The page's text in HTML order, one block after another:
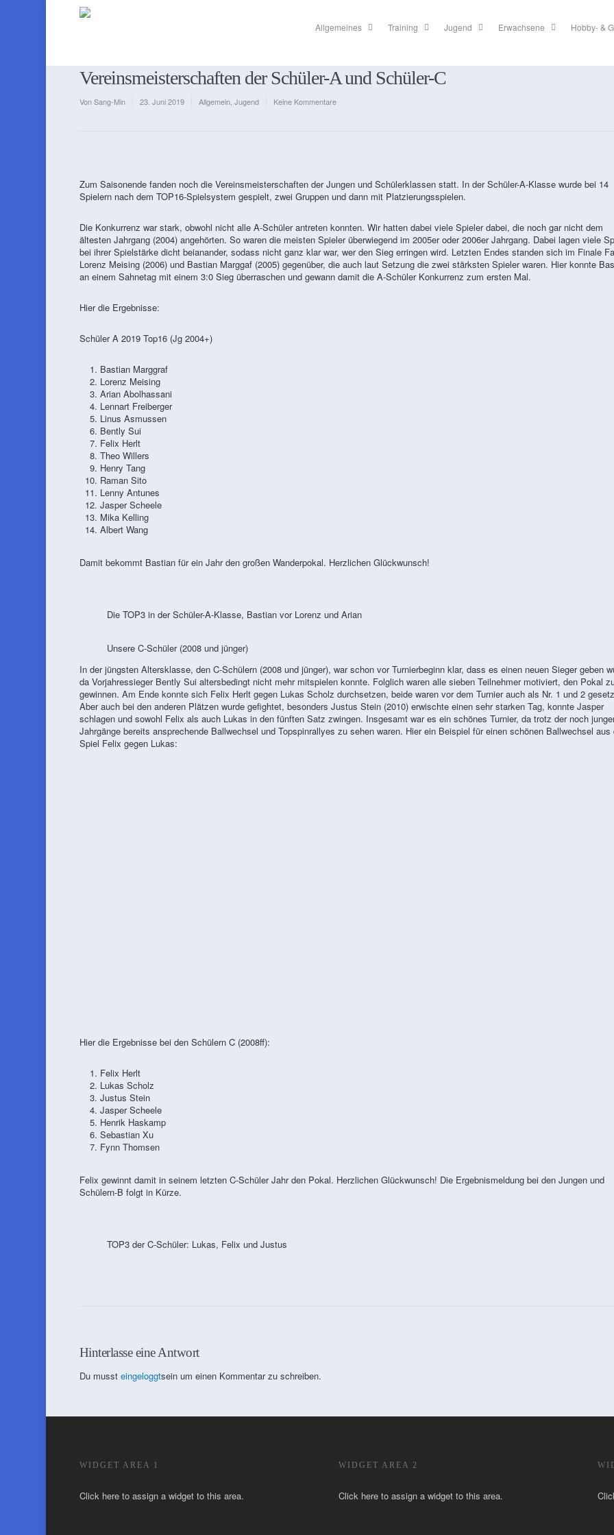
Allgemeines Training Jugend Erwachsene Hobby- &
Vereinsmeisterschaften der Schüler-A und Schüler-C
VonSang-Min 23. Juni 2019 Allgemein, Jugend Keine Kommentare
Zum Saisonende fanden noch die Vereinsmeisterschaften der Jungen und Schülerklassen statt. In der Schüler-A-Klasse wurde bei 14
Spielern nach dem TOP16-Spielsystem gespielt, zwei Gruppen und dann mit Platzierungsspielen.
Die Konkurrenz war stark, obwohl nicht alle A-Schüler antreten konnten. Wir hatten dabei viele Spieler dabei, die noch gar nicht dem
ältesten Jahrgang (2004) angehörten. So waren die meisten Spieler überwiegend im 2005er oder 2006er Jahrgang. Dabei lagen viele
bei ihrer Spielstärke dicht beianander, sodass nicht ganz klar war, wer den Sieg erringen wird. Letzten Endes standen sich im Finale
Lorenz Meising (2006) und Bastian Marggaf (2005) gegenüber, die auch laut Setzung die zwei stärksten Spieler waren. Hier konnte
an einem Sahnetag mit einem 3:0 Sieg überraschen und gewann damit die A-Schüler Konkurrenz zum ersten Mal.
Hier die Ergebnisse:
Schüler A 2019 Top16 (Jg 2004+)
Bastian Marggraf
Lorenz Meising
Arian Abolhassani
Lennart Freiberger
Linus Asmussen
Bently Sui
Felix Herlt
Theo Willers
Henry Tang
Raman Sito
Lenny Antunes
Jasper Scheele
Mika Kelling
Albert Wang
Damit bekommt Bastian für ein Jahr den großen Wanderpokal. Herzlichen Glückwunsch!
Die TOP3 in der Schüler-A-Klasse, Bastian vor Lorenz und Arian
Unsere C-Schüler (2008 und jünger)
In der jüngsten Altersklasse, den C-Schülern (2008 und jünger), war schon vor Turnierbeginn klar, dass es einen neuen Sieger geben
da Vorjahressieger Bently Sui altersbedingt nicht mehr mitspielen konnte. Folglich waren alle sieben Teilnehmer motiviert, den Pokal
gewinnen. Am Ende konnte sich Felix Herlt gegen Lukas Scholz durchsetzen, beide waren vor dem Turnier auch als Nr. 1 und 2
Aber auch bei den anderen Plätzen wurde gefightet, besonders Justus Stein (2010) erwischte einen sehr starken Tag, konnte Jasper
schlagen und sowohl Felix als auch Lukas in den fünften Satz zwingen. Insgesamt war es ein schönes Turnier, da trotz der noch
Jahrgänge bereits ansprechende Ballwechsel und Topspinrallyes zu sehen waren. Hier ein Beispiel für einen schönen Ballwechsel aus
Spiel Felix gegen Lukas:
Hier die Ergebnisse bei den Schülern C (2008ff):
Felix Herlt
Lukas Scholz
Justus Stein
Jasper Scheele
Henrik Haskamp
Sebastian Xu
Fynn Thomsen
Felix gewinnt damit in seinem letzten C-Schüler Jahr den Pokal. Herzlichen Glückwunsch! Die Ergebnismeldung bei den Jungen und
Schülern-B folgt in Kürze.
TOP3 der C-Schüler: Lukas, Felix und Justus
Hinterlasse eine Antwort
Du musst eingeloggtsein um einen Kommentar zu schreiben.
WIDGET AREA 1
Click here to assign a widget to this area.
WIDGET AREA 2
Click here to assign a widget to this area.